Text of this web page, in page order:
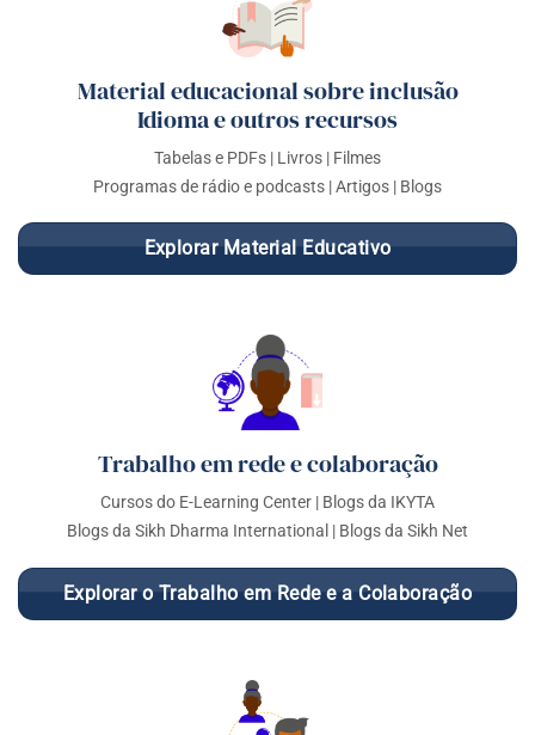
Material educacional sobre inclusão
Idioma e outros recursos
Tabelas e PDFs | Livros | Filmes
Programas de rádio e podcasts | Artigos | Blogs
Explorar Material Educativo
Trabalho em rede e colaboração
Cursos do E-Learning Center | Blogs da IKYTA
Blogs da Sikh Dharma International | Blogs da Sikh Net
Explorar o Trabalho em Rede e a Colaboração